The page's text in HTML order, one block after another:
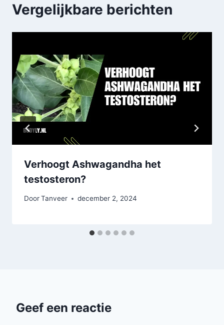
Vergelijkbare berichten
Verhoogt Ashwagandha het
testosteron?
DoorTanveer december 2, 2024
Geef een reactie